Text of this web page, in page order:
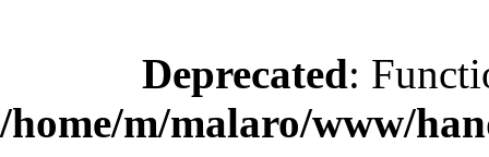
Deprecated:
/home/m/malaro/www/